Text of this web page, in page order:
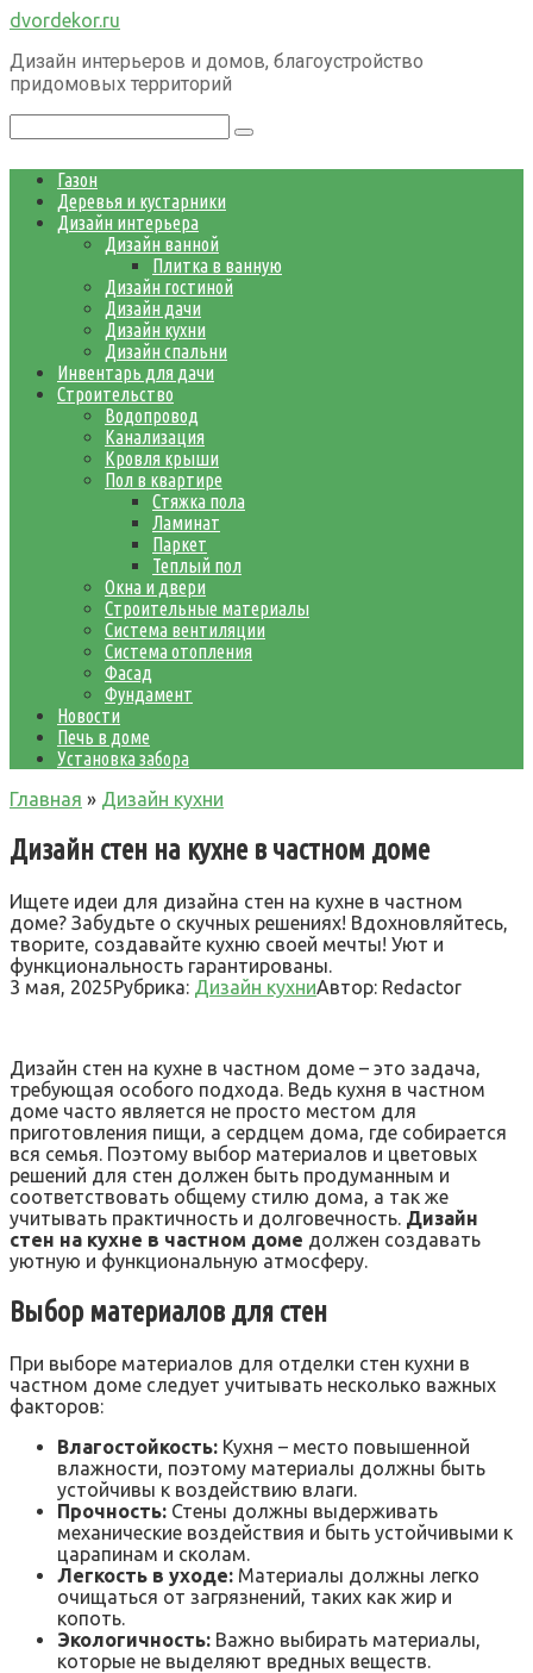
Перейти
контенту
dvordekor.ru
Дизайн интерьеров и домов, благоустройство
придомовых территорий
Газон
Деревья и кустарники
Дизайн интерьера
Дизайн ванной
Плитка в ванную
Дизайн гостиной
Дизайн дачи
Дизайн кухни
Дизайн спальни
Инвентарь для дачи
Строительство
Водопровод
Канализация
Кровля крыши
Пол в квартире
Стяжка пола
Ламинат
Паркет
Теплый пол
Окна и двери
Строительные материалы
Система вентиляции
Система отопления
Фасад
Фундамент
Новости
Печь в доме
Установка забора
Главная » Дизайн кухни
Дизайн стен на кухне в частном доме
Ищете идеи для дизайна стен на кухне в частном
доме? Забудьте о скучных решениях! Вдохновляйтесь,
творите, создавайте кухню своей мечты! Уют и
функциональность гарантированы.
3 мая, 2025Рубрика: Дизайн кухниАвтор: Redactor
Дизайн стен на кухне в частном доме – это задача,
требующая особого подхода. Ведь кухня в частном
доме часто является не просто местом для
приготовления пищи, а сердцем дома, где собирается
вся семья. Поэтому выбор материалов и цветовых
решений для стен должен быть продуманным и
соответствовать общему стилю дома, а так же
учитывать практичность и долговечность. Дизайн
стен на кухне в частном доме должен создавать
уютную и функциональную атмосферу.
Выбор материалов для стен
При выборе материалов для отделки стен кухни в
частном доме следует учитывать несколько важных
факторов:
Влагостойкость: Кухня – место повышенной
влажности, поэтому материалы должны быть
устойчивы к воздействию влаги.
Прочность: Стены должны выдерживать
механические воздействия и быть устойчивыми к
царапинам и сколам.
Легкость в уходе: Материалы должны легко
очищаться от загрязнений, таких как жир и
копоть.
Экологичность: Важно выбирать материалы,
которые не выделяют вредных веществ.